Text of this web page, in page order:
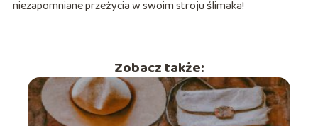
niezapomniane przeżycia w swoim stroju ślimaka!
Zobacz także: